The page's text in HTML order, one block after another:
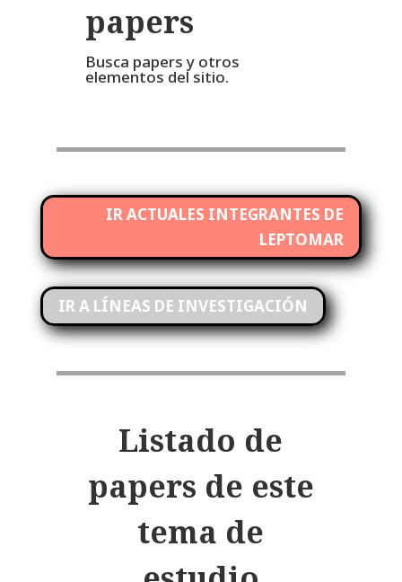
papers
Busca papers y otros
elementos del sitio.
IR ACTUALES INTEGRANTES DE
LEPTOMAR
IR A LÍNEAS DE INVESTIGACIÓN
Listado de
papers de este
tema de